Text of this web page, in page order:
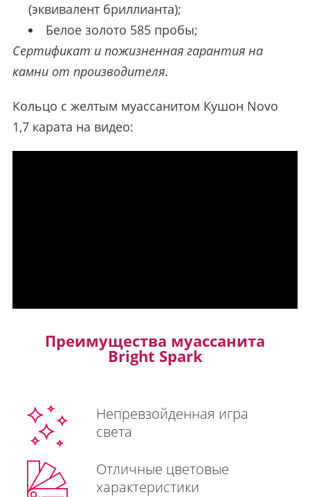
(эквивалент бриллианта);
Белое золото 585 пробы;
Сертификат и пожизненная гарантия на
камни от производителя.
Кольцо с желтым муассанитом Кушон Novo
1,7 карата на видео:
Преимущества муассанита
Bright Spark
Непревзойденная игра
света
Отличные цветовые
характеристики